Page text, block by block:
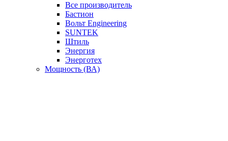
Все производитель
Бастион
Вольт Engineering
SUNTEK
Штиль
Энергия
Энерготех
Мощность (ВА)